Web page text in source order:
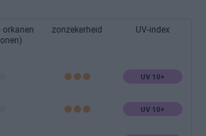
orkanen
zonzekerheid UV-index
UV 10+
UV 10+